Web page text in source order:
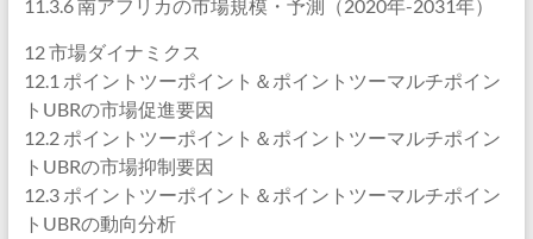
11.3.6 南アフリカの市場規模・予測（2020年-2031年）
12 市場ダイナミクス
12.1 ポイントツーポイント＆ポイントツーマルチポイン
トUBRの市場促進要因
12.2 ポイントツーポイント＆ポイントツーマルチポイン
トUBRの市場抑制要因
12.3 ポイントツーポイント＆ポイントツーマルチポイン
トUBRの動向分析